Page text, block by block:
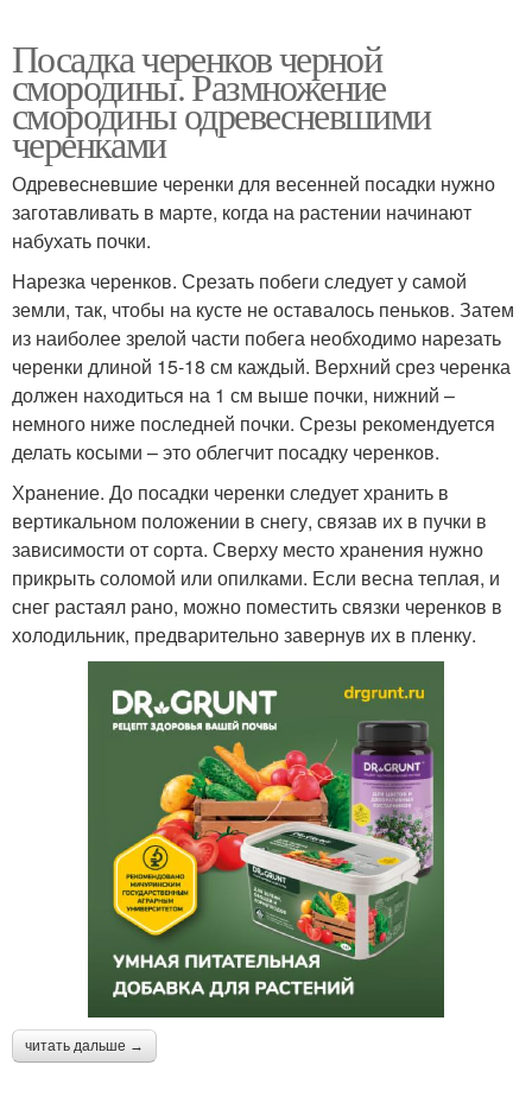
Посадка черенков черной
смородины. Размножение
смородины одревесневшими
черенками
Одревесневшие черенки для весенней посадки нужно
заготавливать в марте, когда на растении начинают
набухать почки.
Нарезка черенков. Срезать побеги следует у самой
земли, так, чтобы на кусте не оставалось пеньков. Затем
из наиболее зрелой части побега необходимо нарезать
черенки длиной 15-18 см каждый. Верхний срез черенка
должен находиться на 1 см выше почки, нижний –
немного ниже последней почки. Срезы рекомендуется
делать косыми – это облегчит посадку черенков.
Хранение. До посадки черенки следует хранить в
вертикальном положении в снегу, связав их в пучки в
зависимости от сорта. Сверху место хранения нужно
прикрыть соломой или опилками. Если весна теплая, и
снег растаял рано, можно поместить связки черенков в
холодильник, предварительно завернув их в пленку.
читать дальше →